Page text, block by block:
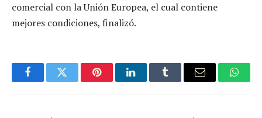
comercial con la Unión Europea, el cual contiene
mejores condiciones, finalizó.
FacebookTwitter PinterestLinkedInTumblr Email